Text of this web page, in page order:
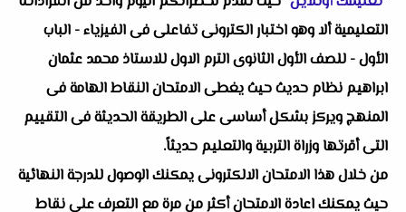
التعليمية ألا وهو اختبار الكترونى تفاعلى فى الفيزياء - الباب
الأول - للصف الأول الثانوى الترم الاول للاستاذ محمد عثمان
ابراهيم نظام حديث حيث يغطى الامتحان النقاط الهامة فى
المنهج ويركز بشكل أساسى على الطريقة الحديثة فى التقييم
التى أقرتها وزراة التربية والتعليم حديثاً.
من خلال هذا الامتحان الالكترونى يمكنك الوصول للدرجة النهائية
حيث يمكنك اعادة الامتحان أكثر من مرة مع التعرف على نقاط